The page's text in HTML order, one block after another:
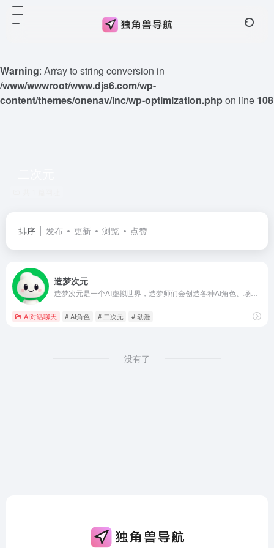
Warning: Array to string conversion in
/www/wwwroot/www.djs6.com/wp-
content/themes/onenav/inc/wp-optimization.phpon line 108
排序 发布 更新 浏览 点赞
造梦次元
AI对话聊天 # AI角色 # 二次元 # 动漫
没有了